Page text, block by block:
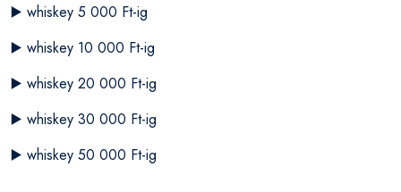
▶️ whiskey 5 000 Ft-ig
▶️ whiskey 10 000 Ft-ig
▶️ whiskey 20 000 Ft-ig
▶️ whiskey 30 000 Ft-ig
▶️ whiskey 50 000 Ft-ig